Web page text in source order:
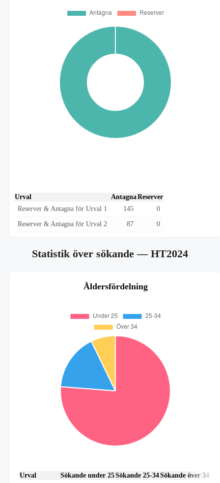
Urval AntagnaReserver
Reserver & Antagna för Urval 1
145 0
Reserver & Antagna för Urval 2 87 0
Statistik över sökande— HT2024
Åldersfördelning
Urval Sökande under 25Sökande 25-34Sökande över 34